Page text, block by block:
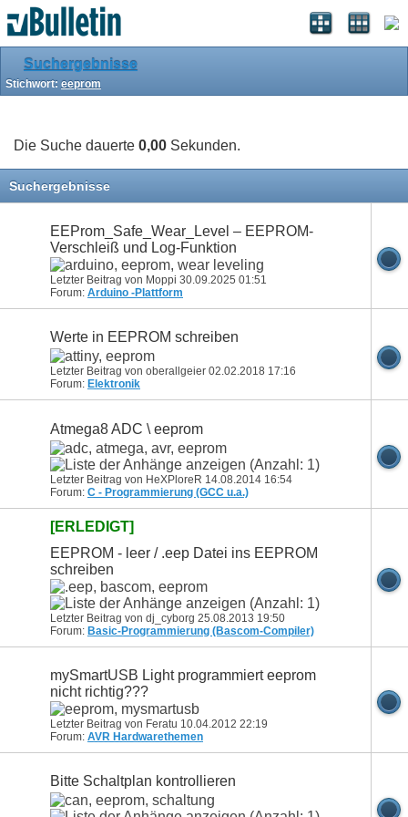
Suchergebnisse
Stichwort: eeprom
Die Suche dauerte 0,00 Sekunden.
Suchergebnisse
EEProm_Safe_Wear_Level – EEPROM-
Verschleiß und Log-Funktion
Letzter Beitrag von Moppi 30.09.2025 01:51
Forum: Arduino -Plattform
Werte in EEPROM schreiben
Letzter Beitrag von oberallgeier 02.02.2018 17:16
Forum: Elektronik
Atmega8 ADC \ eeprom
Letzter Beitrag von HeXPloreR 14.08.2014 16:54
Forum: C - Programmierung (GCC u.a.)
[ERLEDIGT]
EEPROM - leer / .eep Datei ins EEPROM
schreiben
Letzter Beitrag von dj_cyborg 25.08.2013 19:50
Forum: Basic-Programmierung (Bascom-Compiler)
mySmartUSB Light programmiert eeprom
nicht richtig???
Letzter Beitrag von Feratu 10.04.2012 22:19
Forum: AVR Hardwarethemen
Bitte Schaltplan kontrollieren